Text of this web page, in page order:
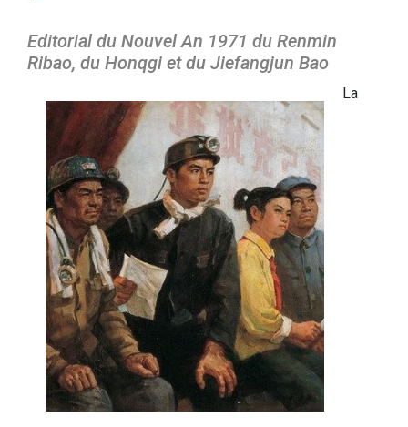
Editorial du Nouvel An 1971 du Renmin
Ribao, du Honqgi et du Jiefangjun Bao
La